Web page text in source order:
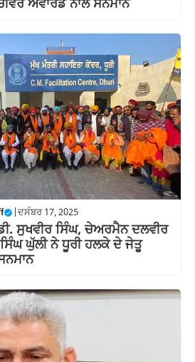
ਐਵਾਰਡ ਨਾਲ ਸਨਮਾਨ
ਦਸੰਬਰ 17, 2025
ਸੁਖਵੀਰ ਸਿੰਘ, ਚੇਅਰਮੈਨ ਦਲਵੀਰ
ਘੁੱਲੀ ਨੇ ਧੂਰੀ ਹਲਕੇ ਦੇ ਜੇਤੂ